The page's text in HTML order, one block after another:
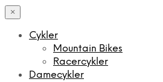
×
Cykler
Mountain Bikes
Racercykler
Damecykler